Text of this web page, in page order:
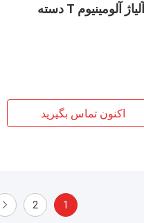
اکنون تماس بگیرید
1
2